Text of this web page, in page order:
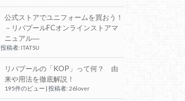
公式ストアでユニフォームを買おう！
－リバプールFCオンラインストアマ
ニュアル―
投稿者: ITATSU
リバプールの「KOP」って何？ 由
来や用法を徹底解説！
195件のビュー | 投稿者: 26lover